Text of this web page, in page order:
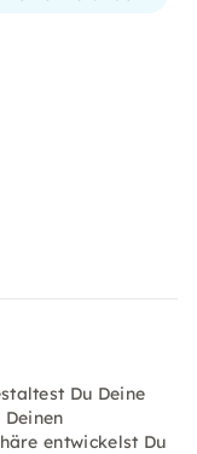
Du Deine
entwickelst Du